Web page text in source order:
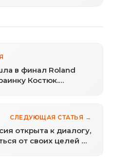
в финал Roland
Костюк.
СЛЕДУЮЩАЯ СТАТЬЯ →
открыта к диалогу,
от своих целей не